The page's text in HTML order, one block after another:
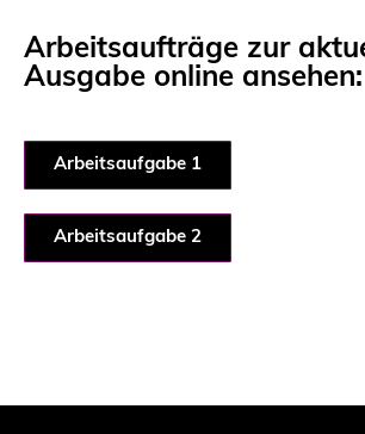
Arbeitsaufträge zur
Ausgabe online ansehen:
Arbeitsaufgabe 1
Arbeitsaufgabe 2